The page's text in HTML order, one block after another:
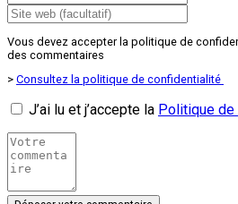
Vous devez accepter la politique de
des commentaires
> Consultez la politique de confidentialité
J’ai lu et j’accepte la Politique